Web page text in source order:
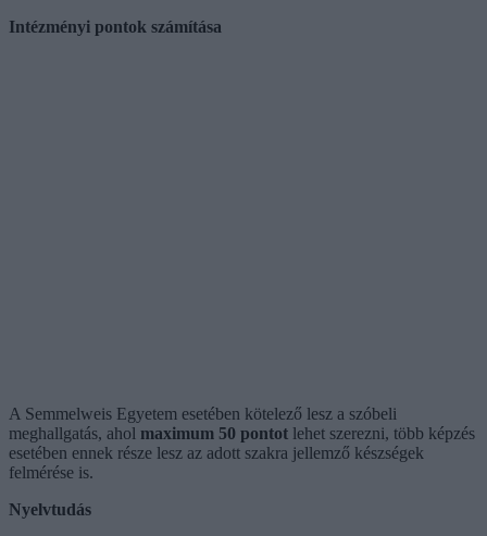
Intézményi pontok számítása
A Semmelweis Egyetem esetében kötelező lesz a szóbeli
meghallgatás, ahol maximum 50 pontot lehet szerezni, több képzés
esetében ennek része lesz az adott szakra jellemző készségek
felmérése is.
Nyelvtudás